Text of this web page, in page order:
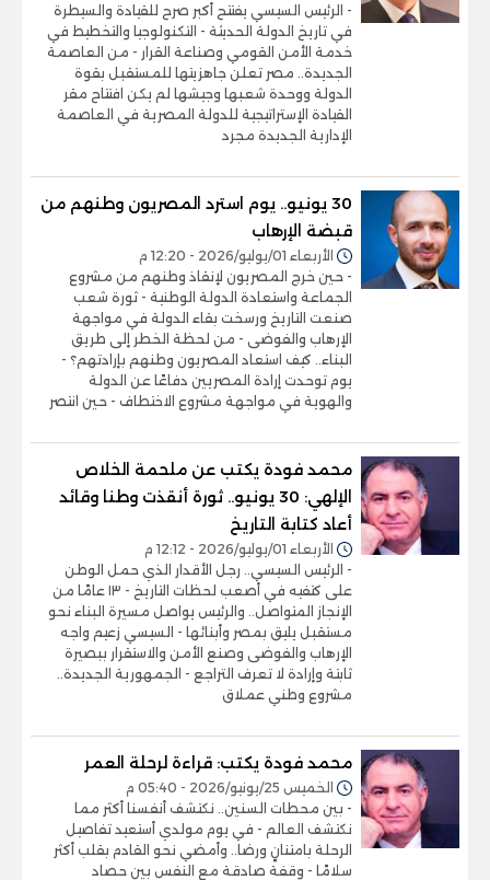
- الرئيس السيسي يفتتح أكبر صرح للقيادة والسيطرة
في تاريخ الدولة الحديثة - التكنولوجيا والتخطيط في
خدمة الأمن القومي وصناعة القرار - من العاصمة
الجديدة.. مصر تعلن جاهزيتها للمستقبل بقوة
الدولة ووحدة شعبها وجيشها لم يكن افتتاح مقر
القيادة الإستراتيجية للدولة المصرية في العاصمة
الإدارية الجديدة مجرد
30 يونيو.. يوم استرد المصريون وطنهم من
قبضة الإرهاب
الأربعاء 01/يوليو/2026 - 12:20 م
- حين خرج المصريون لإنقاذ وطنهم من مشروع
الجماعة واستعادة الدولة الوطنية - ثورة شعب
صنعت التاريخ ورسخت بقاء الدولة في مواجهة
الإرهاب والفوضى - من لحظة الخطر إلى طريق
البناء.. كيف استعاد المصريون وطنهم بإرادتهم؟ -
يوم توحدت إرادة المصريين دفاعًا عن الدولة
والهوية في مواجهة مشروع الاختطاف - حين انتصر
محمد فودة يكتب عن ملحمة الخلاص
الإلهي: 30 يونيو.. ثورة أنقذت وطنا وقائد
أعاد كتابة التاريخ
الأربعاء 01/يوليو/2026 - 12:12 م
- الرئيس السيسي.. رجل الأقدار الذي حمل الوطن
على كتفيه في أصعب لحظات التاريخ - ١٣ عامًا من
الإنجاز المتواصل.. والرئيس يواصل مسيرة البناء نحو
مستقبل يليق بمصر وأبنائها - السيسي زعيم واجه
الإرهاب والفوضى وصنع الأمن والاستقرار ببصيرة
ثابتة وإرادة لا تعرف التراجع - الجمهورية الجديدة..
مشروع وطني عملاق
محمد فودة يكتب: قراءة لرحلة العمر
الخميس 25/يونيو/2026 - 05:40 م
- بين محطات السنين.. نكتشف أنفسنا أكثر مما
نكتشف العالم - في يوم مولدي أستعيد تفاصيل
الرحلة بامتنانٍ ورضا.. وأمضي نحو القادم بقلب أكثر
سلامًا - وقفة صادقة مع النفس بين حصاد